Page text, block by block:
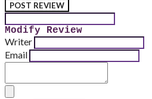
POST REVIEW
Modify Review
Writer
Email